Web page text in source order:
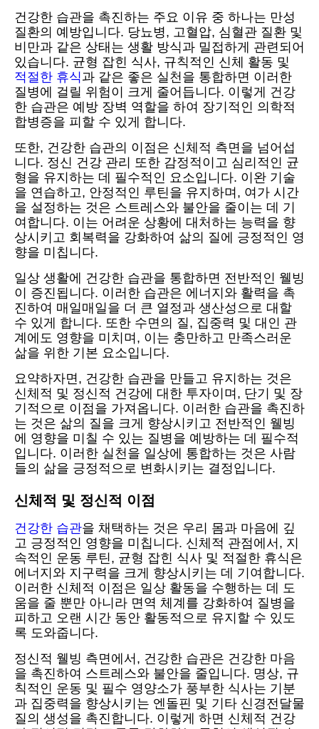
건강한 습관을 촉진하는 주요 이유 중 하나는 만성
질환의 예방입니다. 당뇨병, 고혈압, 심혈관 질환 및
비만과 같은 상태는 생활 방식과 밀접하게 관련되어
있습니다. 균형 잡힌 식사, 규칙적인 신체 활동 및
적절한 휴식과 같은 좋은 실천을 통합하면 이러한
질병에 걸릴 위험이 크게 줄어듭니다. 이렇게 건강
한 습관은 예방 장벽 역할을 하여 장기적인 의학적
합병증을 피할 수 있게 합니다.
또한, 건강한 습관의 이점은 신체적 측면을 넘어섭
니다. 정신 건강 관리 또한 감정적이고 심리적인 균
형을 유지하는 데 필수적인 요소입니다. 이완 기술
을 연습하고, 안정적인 루틴을 유지하며, 여가 시간
을 설정하는 것은 스트레스와 불안을 줄이는 데 기
여합니다. 이는 어려운 상황에 대처하는 능력을 향
상시키고 회복력을 강화하여 삶의 질에 긍정적인 영
향을 미칩니다.
일상 생활에 건강한 습관을 통합하면 전반적인 웰빙
이 증진됩니다. 이러한 습관은 에너지와 활력을 촉
진하여 매일매일을 더 큰 열정과 생산성으로 대할
수 있게 합니다. 또한 수면의 질, 집중력 및 대인 관
계에도 영향을 미치며, 이는 충만하고 만족스러운
삶을 위한 기본 요소입니다.
요약하자면, 건강한 습관을 만들고 유지하는 것은
신체적 및 정신적 건강에 대한 투자이며, 단기 및 장
기적으로 이점을 가져옵니다. 이러한 습관을 촉진하
는 것은 삶의 질을 크게 향상시키고 전반적인 웰빙
에 영향을 미칠 수 있는 질병을 예방하는 데 필수적
입니다. 이러한 실천을 일상에 통합하는 것은 사람
들의 삶을 긍정적으로 변화시키는 결정입니다.
신체적 및 정신적 이점
건강한 습관을 채택하는 것은 우리 몸과 마음에 깊
고 긍정적인 영향을 미칩니다. 신체적 관점에서, 지
속적인 운동 루틴, 균형 잡힌 식사 및 적절한 휴식은
에너지와 지구력을 크게 향상시키는 데 기여합니다.
이러한 신체적 이점은 일상 활동을 수행하는 데 도
움을 줄 뿐만 아니라 면역 체계를 강화하여 질병을
피하고 오랜 시간 동안 활동적으로 유지할 수 있도
록 도와줍니다.
정신적 웰빙 측면에서, 건강한 습관은 건강한 마음
을 촉진하여 스트레스와 불안을 줄입니다. 명상, 규
칙적인 운동 및 필수 영양소가 풍부한 식사는 기분
과 집중력을 향상시키는 엔돌핀 및 기타 신경전달물
질의 생성을 촉진합니다. 이렇게 하면 신체적 건강